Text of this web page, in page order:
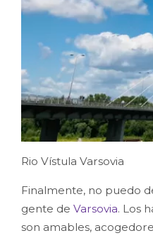
Rio Vístula Varsovia
Finalmente, no puedo
gente de Varsovia. Los
son amables,